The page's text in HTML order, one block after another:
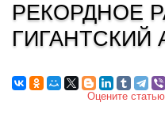
РЕКОРДНОЕ
ГИГАНТСКИЙ
Оцените